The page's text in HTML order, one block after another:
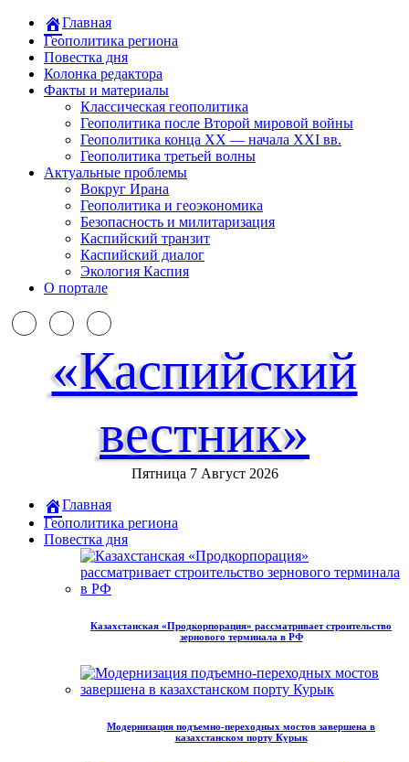
Главная
Геополитика региона
Повестка дня
Колонка редактора
Факты и материалы
Классическая геополитика
Геополитика после Второй мировой войны
Геополитика конца XX — начала XXI вв.
Геополитика третьей волны
Актуальные проблемы
Вокруг Ирана
Геополитика и геоэкономика
Безопасность и милитаризация
Каспийский транзит
Каспийский диалог
Экология Каспия
О портале
«Каспийский
вестник»
Пятница 7 Август 2026
Главная
Геополитика региона
Повестка дня
Казахстанская «Продкорпорация» рассматривает строительство
зернового терминала в РФ
Модернизация подъемно-переходных мостов завершена в
казахстанском порту Курык